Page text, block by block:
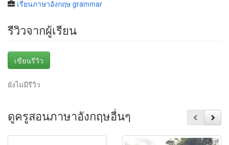
เรียนภาษาอังกฤษ grammar
รีวิวจากผู้เรียน
เขียนรีวิว
ยังไม่มีรีวิว
ดูครูสอนภาษาอังกฤษอื่นๆ